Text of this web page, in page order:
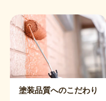
塗装品質へのこだわり